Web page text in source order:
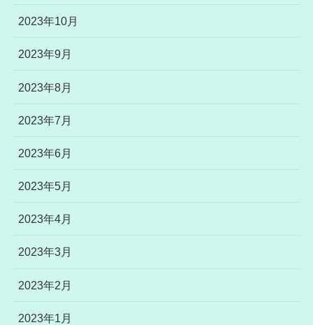
2023年10月
2023年9月
2023年8月
2023年7月
2023年6月
2023年5月
2023年4月
2023年3月
2023年2月
2023年1月